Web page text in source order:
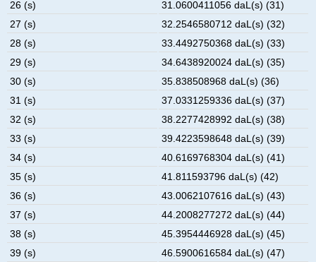
26 (s)
31.0600411056 daL(s) (31)
27 (s)
32.2546580712 daL(s) (32)
28 (s)
33.4492750368 daL(s) (33)
29 (s)
34.6438920024 daL(s) (35)
30 (s)
35.838508968 daL(s) (36)
31 (s)
37.0331259336 daL(s) (37)
32 (s)
38.2277428992 daL(s) (38)
33 (s)
39.4223598648 daL(s) (39)
34 (s)
40.6169768304 daL(s) (41)
35 (s)
41.811593796 daL(s) (42)
36 (s)
43.0062107616 daL(s) (43)
37 (s)
44.2008277272 daL(s) (44)
38 (s)
45.3954446928 daL(s) (45)
39 (s)
46.5900616584 daL(s) (47)